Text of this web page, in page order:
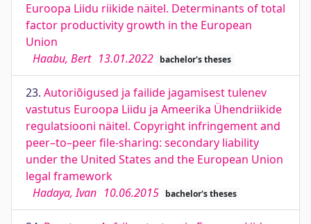
Euroopa Liidu riikide näitel. Determinants of total
factor productivity growth in the European
Union
Haabu, Bert 13.01.2022 bachelor's theses
23. Autoriõigused ja failide jagamisest tulenev
vastutus Euroopa Liidu ja Ameerika Ühendriikide
regulatsiooni näitel. Copyright infringement and
peer–to–peer file-sharing: secondary liability
under the United States and the European Union
legal framework
Hadaya, Ivan 10.06.2015 bachelor's theses